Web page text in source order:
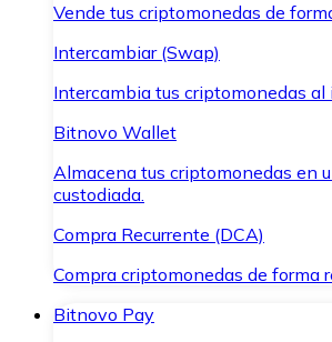
Vende tus criptomonedas de
Intercambiar (Swap)
Intercambia tus criptomonedas al
Bitnovo Wallet
Almacena tus criptomonedas en
custodiada.
Compra Recurrente (DCA)
Compra criptomonedas de forma
Bitnovo Pay